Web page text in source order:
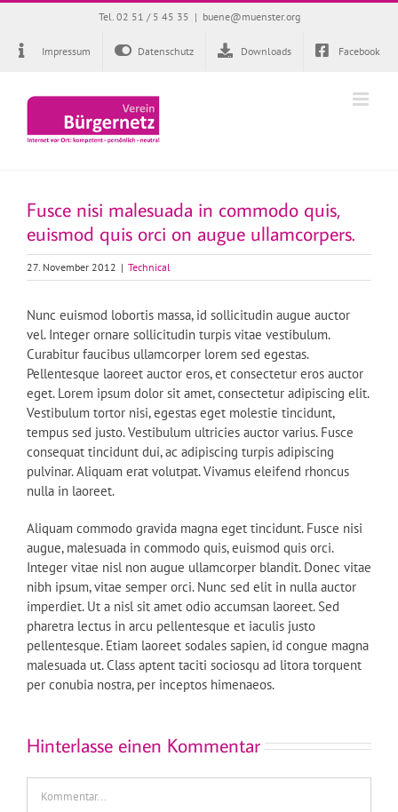
Zum
springen
Tel. 02 51 / 5 45 35 | buene@muenster.org
Impressum Datenschutz Downloads Facebook
Fusce nisi malesuada in commodo quis,
euismod quis orci on augue ullamcorpers.
27. November 2012 | Technical
Nunc euismod lobortis massa, id sollicitudin augue auctor
vel. Integer ornare sollicitudin turpis vitae vestibulum.
Curabitur faucibus ullamcorper lorem sed egestas.
Pellentesque laoreet auctor eros, et consectetur eros auctor
eget. Lorem ipsum dolor sit amet, consectetur adipiscing elit.
Vestibulum tortor nisi, egestas eget molestie tincidunt,
tempus sed justo. Vestibulum ultricies auctor varius. Fusce
consequat tincidunt dui, ac adipiscing turpis adipiscing
pulvinar. Aliquam erat volutpat. Vivamus eleifend rhoncus
nulla in laoreet.
Aliquam commodo gravida magna eget tincidunt. Fusce nisi
augue, malesuada in commodo quis, euismod quis orci.
Integer vitae nisl non augue ullamcorper blandit. Donec vitae
nibh ipsum, vitae semper orci. Nunc sed elit in nulla auctor
imperdiet. Ut a nisl sit amet odio accumsan laoreet. Sed
pharetra lectus in arcu pellentesque et iaculis justo
pellentesque. Etiam laoreet sodales sapien, id congue magna
malesuada ut. Class aptent taciti sociosqu ad litora torquent
per conubia nostra, per inceptos himenaeos.
Hinterlasse einen Kommentar